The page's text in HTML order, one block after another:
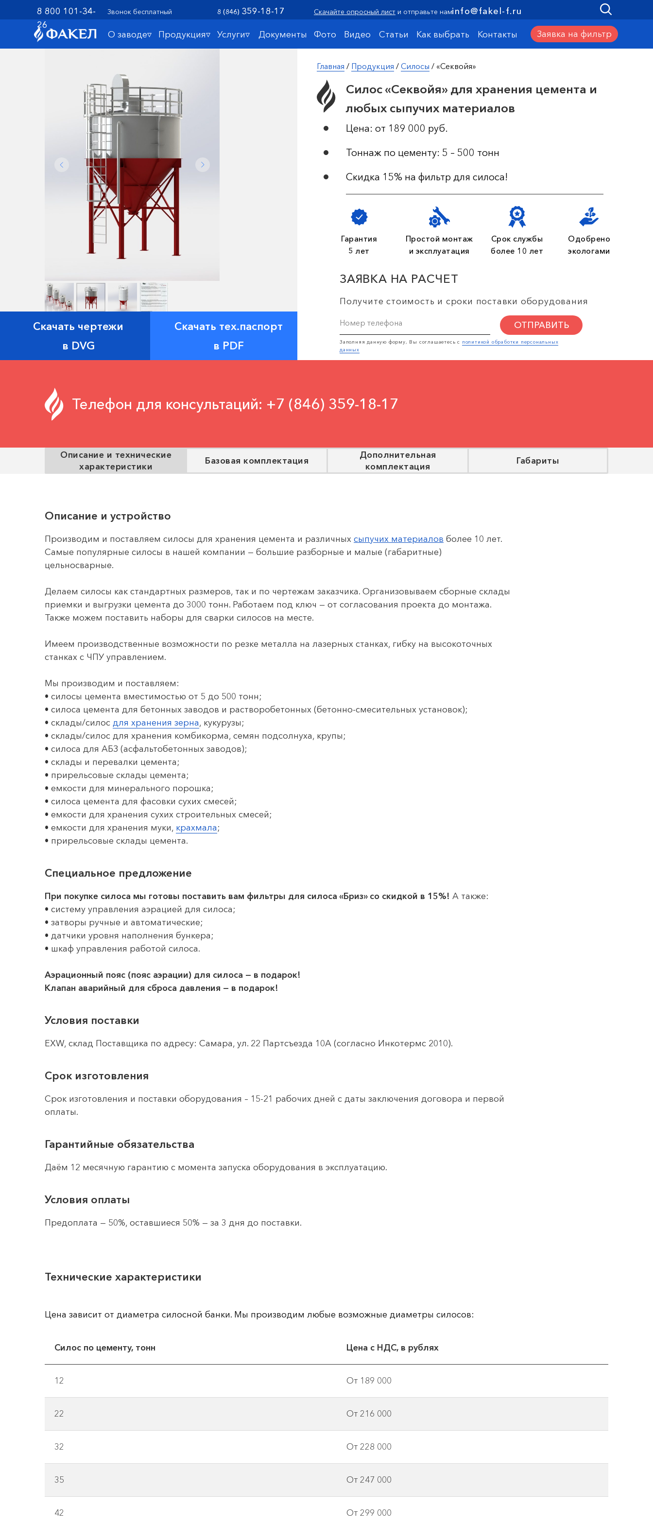
8 800 101-34-
26
Звонок бесплатный
О заводе▿ Продукция▿ Услуги▿ Документы Контакты Заявка на фильтр
Фото Видео Как выбрать
Статьи
Скачайте опросный лист и отправьте намinfo@fakel-f.ru
359-18-17
8 (846)
Главная / Продукция / Силосы / «Секвойя»
Силос «Секвойя» для хранения цемента и
любых сыпучих материалов
Цена: от 189 000 руб.
Тоннаж по цементу: 5 – 500 тонн
Скидка 15% на фильтр для силоса!
Гарантия
5 лет
Простой монтаж
и эксплуатация
Срок службы
более 10 лет
Одобрено
экологами
ОТПРАВИТЬ
ЗАЯВКА НА РАСЧЕТ
Получите стоимость и сроки поставки оборудования
Заполняя данную форму, Вы соглашаетесь с политикой обработки персональных
данных
Скачать чертежи
в DVG
Скачать тех.паспорт
в PDF
Телефон для консультаций: +7 (846) 359-18-17
Описание и технические
характеристики
Базовая комплектация
Дополнительная
комплектация
Габариты
Описание и устройство
Производим и поставляем силосы для хранения цемента и различных сыпучих материалов более 10 лет.
Самые популярные силосы в нашей компании — большие разборные и малые (габаритные)
цельносварные.
Делаем силосы как стандартных размеров, так и по чертежам заказчика. Организовываем сборные склады
приемки и выгрузки цемента до 3000 тонн. Работаем под ключ — от согласования проекта до монтажа.
Также можем поставить наборы для сварки силосов на месте.
Имеем производственные возможности по резке металла на лазерных станках, гибку на высокоточных
станках с ЧПУ управлением.
Мы производим и поставляем:
• силосы цемента вместимостью от 5 до 500 тонн;
• силоса цемента для бетонных заводов и растворобетонных (бетонно-смесительных установок);
• склады/силос для хранения зерна, кукурузы;
• склады/силос для хранения комбикорма, семян подсолнуха, крупы;
• силоса для АБЗ (асфальтобетонных заводов);
• склады и перевалки цемента;
• прирельсовые склады цемента;
• емкости для минерального порошка;
• силоса цемента для фасовки сухих смесей;
• емкости для хранения сухих строительных смесей;
• емкости для хранения муки, крахмала;
• прирельсовые склады цемента.
Специальное предложение
При покупке силоса мы готовы поставить вам фильтры для силоса «Бриз» со скидкой в 15%! А также:
• систему управления аэрацией для силоса;
• затворы ручные и автоматические;
• датчики уровня наполнения бункера;
• шкаф управления работой силоса.
Аэрационный пояс (пояс аэрации) для силоса — в подарок!
Клапан аварийный для сброса давления — в подарок!
Условия поставки
EXW, склад Поставщика по адресу: Самара, ул. 22 Партсъезда 10А (согласно Инкотермс 2010).
Срок изготовления
Срок изготовления и поставки оборудования – 15-21 рабочих дней с даты заключения договора и первой
оплаты.
Гарантийные обязательства
Даём 12 месячную гарантию с момента запуска оборудования в эксплуатацию.
Условия оплаты
Предоплата — 50%, оставшиеся 50% — за 3 дня до поставки.
Технические характеристики
Цена зависит от диаметра силосной банки. Мы производим любые возможные диаметры силосов:
Силос по цементу, тонн Цена с НДС, в рублях
12 От 189 000
22 От 216 000
32 От 228 000
35 От 247 000
42 От 299 000